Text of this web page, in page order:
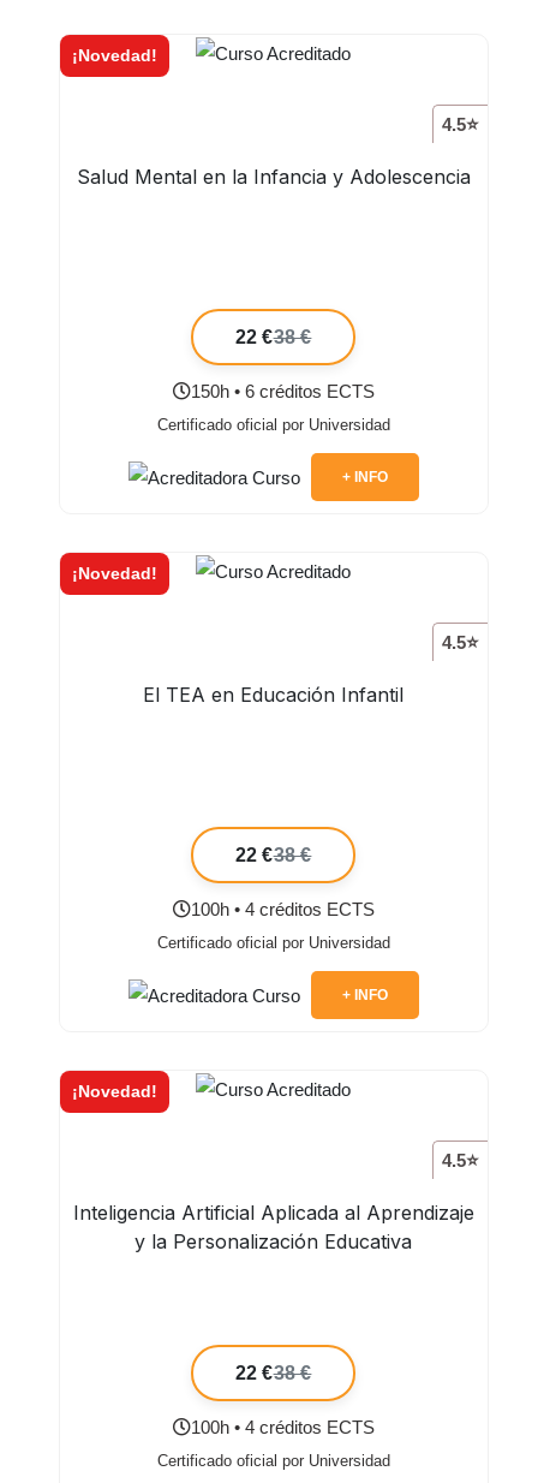
¡Novedad!
4.5⭐
Salud Mental en la Infancia y Adolescencia
22 €38 €
150h • 6 créditos ECTS
Certificado oficial por Universidad
+ INFO
¡Novedad!
4.5⭐
El TEA en Educación Infantil
22 €38 €
100h • 4 créditos ECTS
Certificado oficial por Universidad
+ INFO
¡Novedad!
4.5⭐
Inteligencia Artificial Aplicada al Aprendizaje
y la Personalización Educativa
22 €38 €
100h • 4 créditos ECTS
Certificado oficial por Universidad